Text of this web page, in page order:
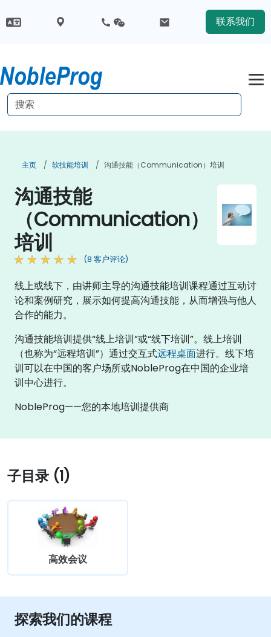
联系我们
主页 软技能培训 沟通技能（Communication）培训
沟通技能
（Communication）
培训
(8 客户评论)
线上或线下，由讲师主导的沟通技能培训课程通过互动讨
论和案例研究，展示如何提高沟通技能，从而增强与他人
合作的能力。
沟通技能培训提供“线上培训”或“线下培训”。线上培训
（也称为“远程培训”）通过交互式远程桌面进行。线下培
训可以在中国的客户场所或NobleProg在中国的企业培
训中心进行。
NobleProg——您的本地培训提供商
子目录 (1)
高效会议
探索我们的课程